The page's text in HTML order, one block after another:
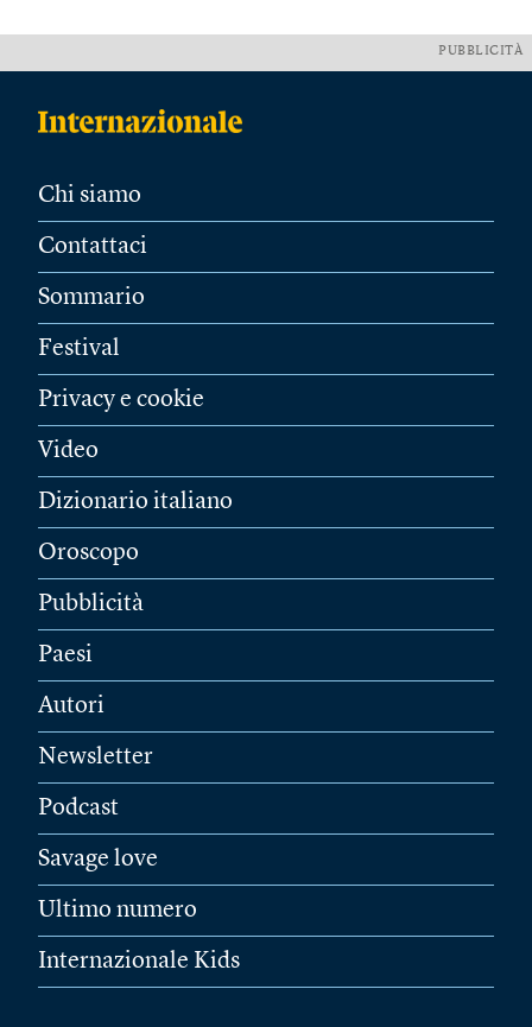
PUBBLICITÀ
Chi siamo
Contattaci
Sommario
Festival
Privacy e cookie
Video
Dizionario italiano
Oroscopo
Pubblicità
Paesi
Autori
Newsletter
Podcast
Savage love
Ultimo numero
Internazionale Kids